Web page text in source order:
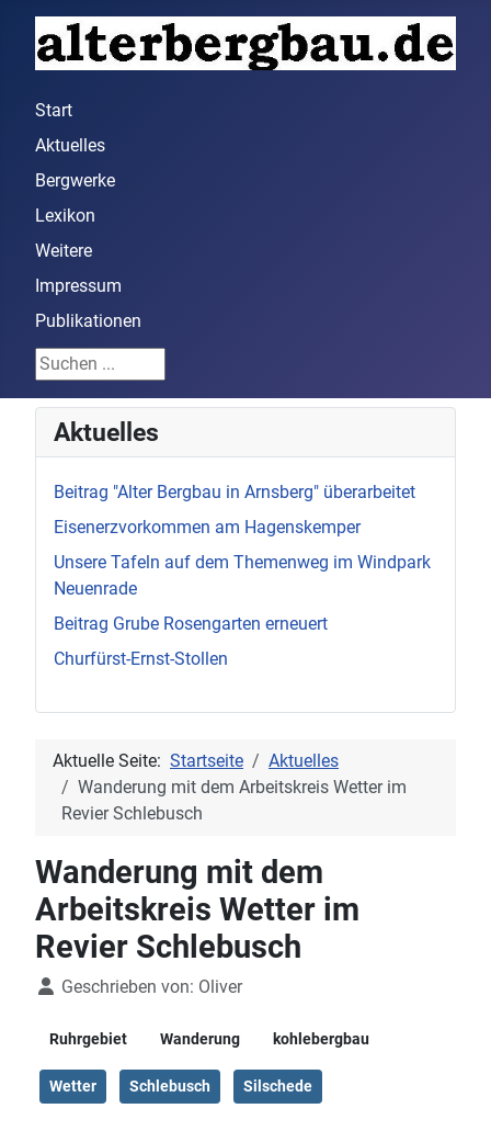
Start
Aktuelles
Bergwerke
Lexikon
Weitere
Impressum
Publikationen
Suchen ...
Aktuelles
Beitrag "Alter Bergbau in Arnsberg" überarbeitet
Eisenerzvorkommen am Hagenskemper
Unsere Tafeln auf dem Themenweg im Windpark
Neuenrade
Beitrag Grube Rosengarten erneuert
Churfürst-Ernst-Stollen
Aktuelle Seite: Startseite
Aktuelles
Wanderung mit dem Arbeitskreis Wetter im
Revier Schlebusch
Wanderung mit dem
Arbeitskreis Wetter im
Revier Schlebusch
DetailsGeschrieben von: Oliver
Ruhrgebiet Wanderung kohlebergbau
Wetter Schlebusch Silschede